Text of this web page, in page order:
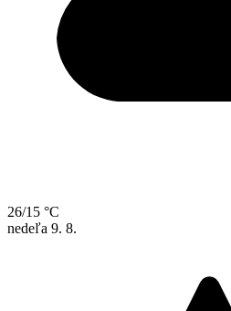
26/15 °C
nedeľa 9. 8.